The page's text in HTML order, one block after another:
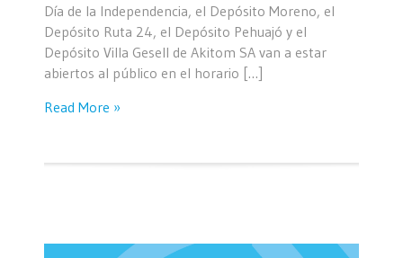
Día de la Independencia, el Depósito Moreno, el
Depósito Ruta 24, el Depósito Pehuajó y el
Depósito Villa Gesell de Akitom SA van a estar
abiertos al público en el horario […]
Read More »